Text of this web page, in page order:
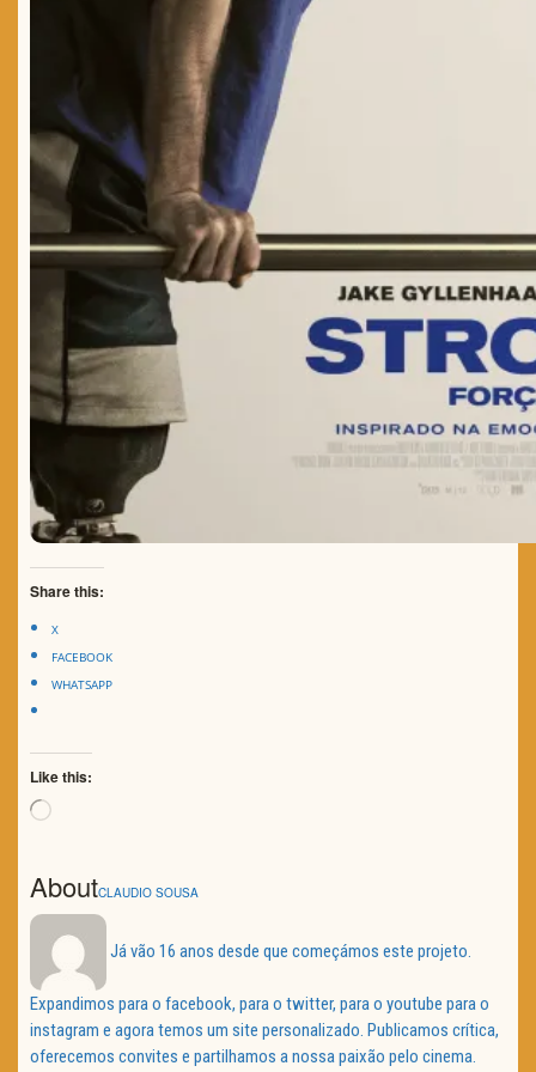
Share this:
X
FACEBOOK
WHATSAPP
Like this:
Loading…
AboutCLAUDIO SOUSA
Já vão 16 anos desde que começámos este projeto.
Expandimos para o facebook, para o twitter, para o youtube para o
instagram e agora temos um site personalizado. Publicamos crítica,
oferecemos convites e partilhamos a nossa paixão pelo cinema.